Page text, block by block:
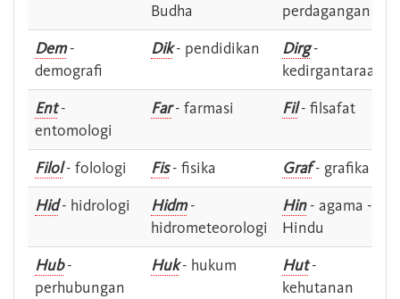
Budha
perdagangan
Dem-
demografi
Dik- pendidikan Dirg-
kedirgantaraan
Ent-
entomologi
Far- farmasi Fil- filsafat
Filol- folologi Fis- fisika Graf- grafika
Hid- hidrologi Hidm-
hidrometeorologi
Hin- agama -
Hindu
Hub-
perhubungan
Huk- hukum Hut-
kehutanan